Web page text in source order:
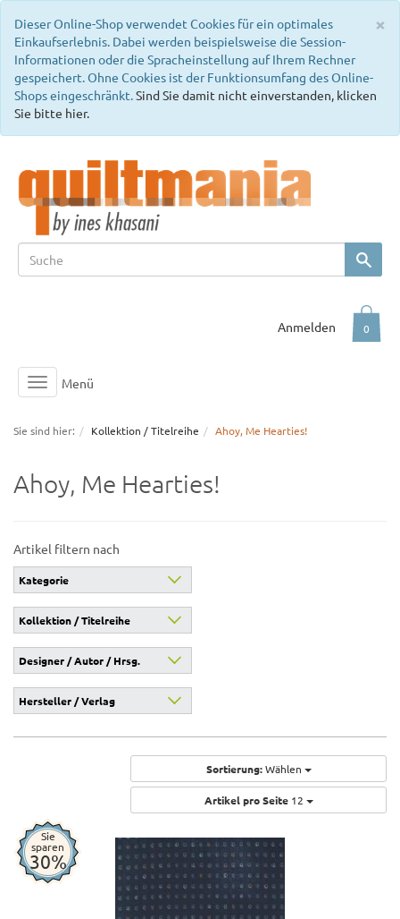
×
Dieser Online-Shop verwendet Cookies für ein optimales
Einkaufserlebnis. Dabei werden beispielsweise die Session-
Informationen oder die Spracheinstellung auf Ihrem Rechner
gespeichert. Ohne Cookies ist der Funktionsumfang des Online-
Shops eingeschränkt.Sind Sie damit nicht einverstanden, klicken
Sie bitte hier.
0
Anmelden
Toggle
navigation
Menü
Sie sind hier: Kollektion / Titelreihe Ahoy, Me Hearties!
Ahoy, Me Hearties!
Artikel filtern nach
Kategorie
Kollektion / Titelreihe
Designer / Autor / Hrsg.
Hersteller / Verlag
Sortierung: Wählen
Artikel pro Seite 12
Sie
sparen
30%